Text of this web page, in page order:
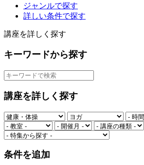
ジャンルで探す
詳しい条件で探す
講座を詳しく探す
キーワードから探す
講座を詳しく探す
条件を追加